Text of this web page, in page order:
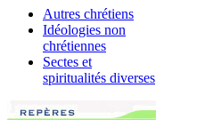
Autres chrétiens
Idéologies non
chrétiennes
Sectes et
spiritualités diverses